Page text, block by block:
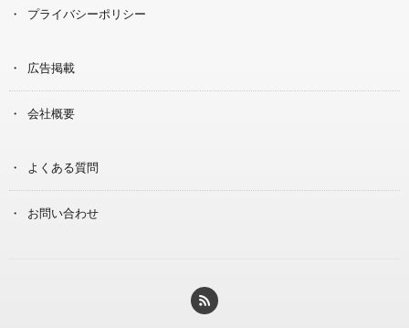
プライバシーポリシー
広告掲載
会社概要
よくある質問
お問い合わせ